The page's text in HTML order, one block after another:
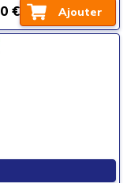
Ajouter
€